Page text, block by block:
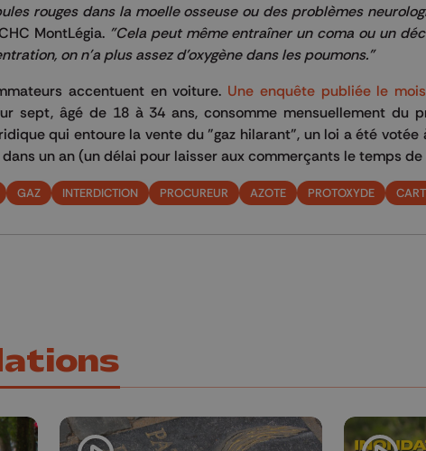
rouges dans la moelle osseuse ou des problèmes
MontLégia. "Cela peut même entraîner un coma ou un
on n'a plus assez d'oxygène dans les poumons."
accentuent en voiture. Une enquête publiée le
sept, âgé de 18 à 34 ans, consomme mensuellement du
qui entoure la vente du "gaz hilarant", un loi a été
dans un an (un délai pour laisser aux commerçants le temps
GAZ INTERDICTION PROCUREUR AZOTE PROTOXYDE